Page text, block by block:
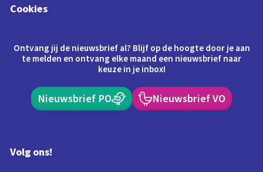
Cookies
Ontvang jij de nieuwsbrief al? Blijf op de hoogte door je aan
te melden en ontvang elke maand een nieuwsbrief naar
keuze in je inbox!
Nieuwsbrief PO Nieuwsbrief VO
Volg ons!